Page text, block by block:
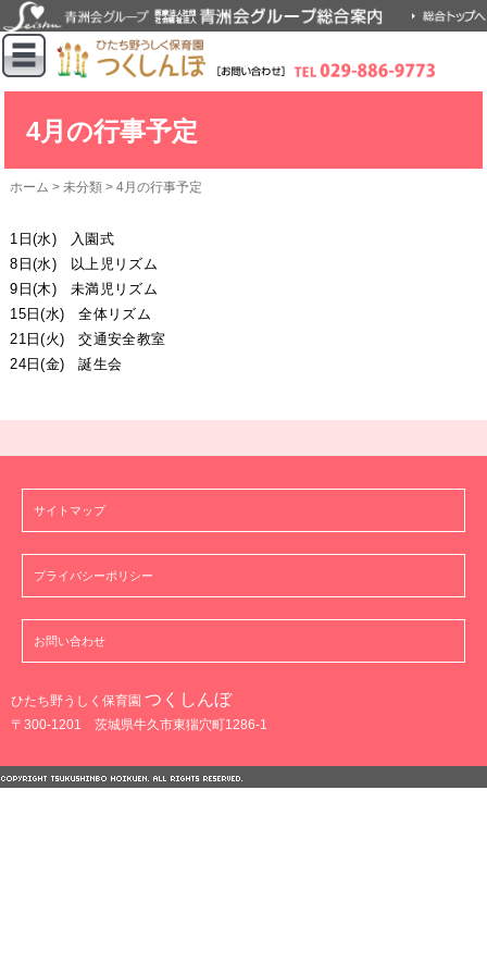
4月の行事予定
ホーム >未分類 >4月の行事予定
1日(水) 入園式
8日(水) 以上児リズム
9日(木) 未満児リズム
15日(水) 全体リズム
21日(火) 交通安全教室
24日(金) 誕生会
サイトマップ
プライバシーポリシー
お問い合わせ
ひたち野うしく保育園 つくしんぼ
〒300-1201 茨城県牛久市東猯穴町1286-1